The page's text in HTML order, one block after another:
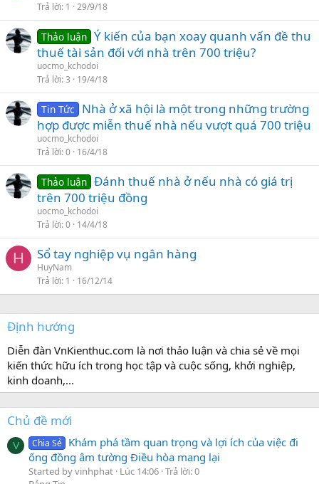
Trả lời 1 29/9/18
Thảo luận Ý kiến của bạn xoay quanh vấn đề thu
thuế tài sản đối với nhà trên 700 triệu?
uocmo_kchodoi
Trả lời 3 19/4/18
Tin Tức
Nhà ở xã hội là một trong những trường
hợp được miễn thuế nhà nếu vượt quá 700 triệu
uocmo_kchodoi
Trả lời 0 16/4/18
Thảo luận Đánh thuế nhà ở nếu nhà có giá trị
trên 700 triệu đồng
uocmo_kchodoi
Trả lời 0 14/4/18
H Sổ tay nghiệp vụ ngân hàng
HuyNam
Trả lời 1 16/12/14
Định hướng
Diễn đàn VnKienthuc.com là nơi thảo luận và chia sẻ về mọi
kiến thức hữu ích trong học tập và cuộc sống, khởi nghiệp,
kinh doanh,...
Chủ đề mới
V Chia Sẻ Khám phá tầm quan trọng và lợi ích của việc đi
ống đồng âm tường Điều hòa mang lại
Started by vinhphat Lúc 14:06 Trả lời: 0